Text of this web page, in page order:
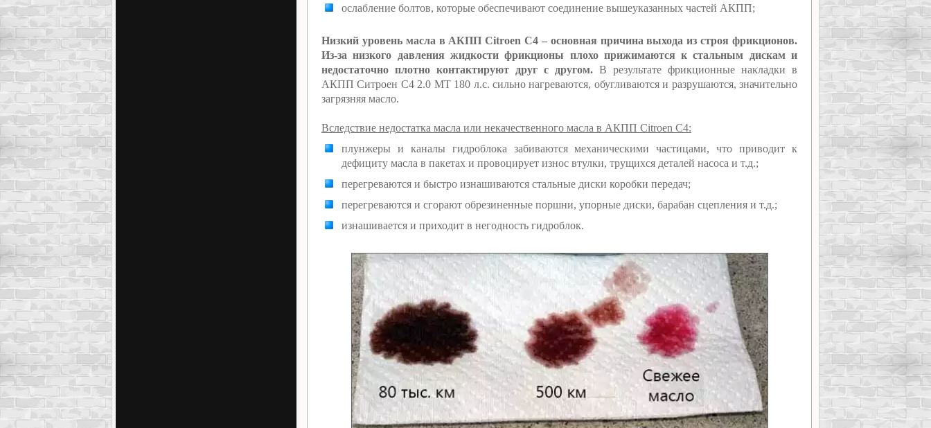
ослабление болтов, которые обеспечивают соединение вышеуказанных частей АКПП;
Низкий уровень масла в АКПП Citroen C4 – основная причина выхода из строя фрикционов.
Из-за низкого давления жидкости фрикционы плохо прижимаются к стальным дискам и
недостаточно плотно контактируют друг с другом. В результате фрикционные накладки в
АКПП Ситроен С4 2.0 MT 180 л.с. сильно нагреваются, обугливаются и разрушаются, значительно
загрязняя масло.
Вследствие недостатка масла или некачественного масла в АКПП Citroen C4:
плунжеры и каналы гидроблока забиваются механическими частицами, что приводит к
дефициту масла в пакетах и провоцирует износ втулки, трущихся деталей насоса и т.д.;
перегреваются и быстро изнашиваются стальные диски коробки передач;
перегреваются и сгорают обрезиненные поршни, упорные диски, барабан сцепления и т.д.;
изнашивается и приходит в негодность гидроблок.